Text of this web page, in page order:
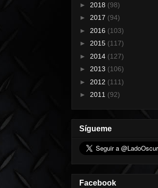
► 2018 (98)
► 2017 (94)
► 2016 (103)
► 2015 (117)
► 2014 (127)
► 2013 (106)
► 2012 (111)
► 2011 (92)
Sígueme
Facebook